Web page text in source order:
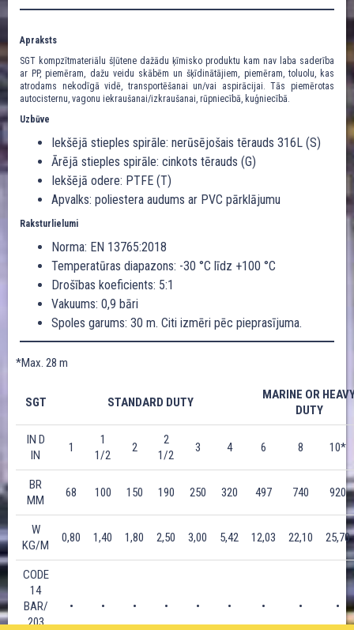
Apraksts
SGT kompzītmateriālu šļūtene dažādu ķīmisko produktu kam nav laba saderība
ar PP, piemēram, dažu veidu skābēm un šķīdinātājiem, piemēram, toluolu, kas
atrodams nekodīgā vidē, transportēšanai un/vai aspirācijai. Tās piemērotas
autocisternu, vagonu iekraušanai/izkraušanai, rūpniecībā, kuģniecībā.
Uzbūve
Iekšējā stieples spirāle: nerūsējošais tērauds 316L (S)
Ārējā stieples spirāle: cinkots tērauds (G)
Iekšējā odere: PTFE (T)
Apvalks: poliestera audums ar PVC pārklājumu
Raksturlielumi
Norma: EN 13765:2018
Temperatūras diapazons: -30 °C līdz +100 °C
Drošības koeficients: 5:1
Vakuums: 0,9 bāri
Spoles garums: 30 m. Citi izmēri pēc pieprasījuma.
*Max. 28 m
SGT STANDARD DUTY
MARINE OR
DUTY
IN D
IN
1
1
1/2
2
2
1/2
3 4 6 8 10*
BR
MM
68 100 150 190 250 320 497 740 920
W
KG/M
0,80 1,40 1,80 2,50 3,00 5,42 12,03 22,10 25,70
CODE
14
BAR/
203
• • • • • • • • •